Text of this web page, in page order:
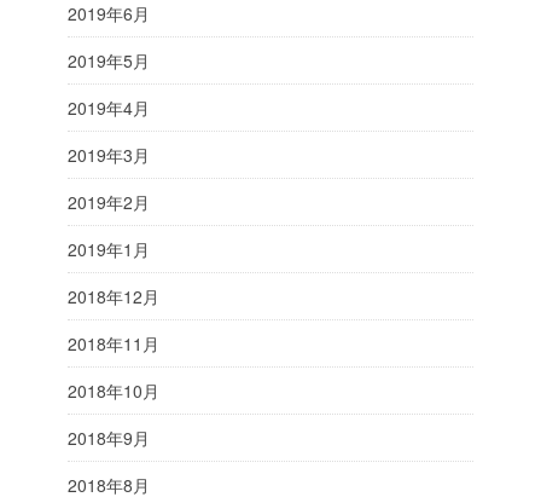
2019年6月
2019年5月
2019年4月
2019年3月
2019年2月
2019年1月
2018年12月
2018年11月
2018年10月
2018年9月
2018年8月